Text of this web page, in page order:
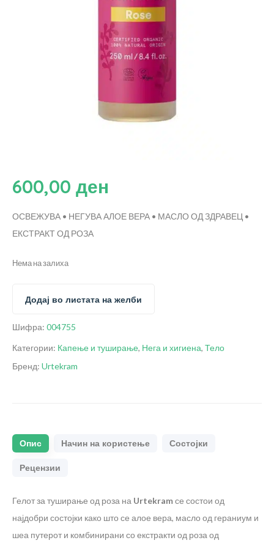
600,00 ден
ОСВЕЖУВА • НЕГУВААЛОЕ ВЕРА • МАСЛО ОД ЗДРАВЕЦ •
ЕКСТРАКТ ОД РОЗА
Нема на залиха
Додај во листата на желби
Шифра: 004755
Категории: Капење и туширање, Нега и хигиена, Тело
Бренд: Urtekram
Опис Начин на користење Состојки
Рецензии
Гелот за туширање од роза на Urtekramсе состои од
најдобри состојки како што се алое вера, масло од гераниум и
шеа путерот и комбинирани со екстракти од роза од